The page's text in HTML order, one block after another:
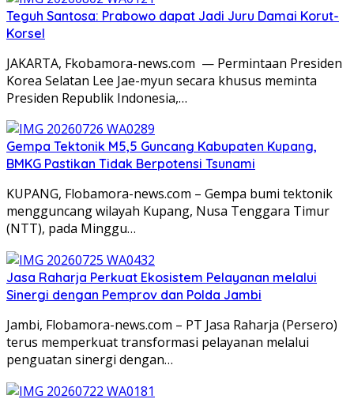
Teguh Santosa: Prabowo dapat Jadi Juru Damai Korut-
Korsel
JAKARTA, Fkobamora-news.com — Permintaan Presiden
Korea Selatan Lee Jae-myun secara khusus meminta
Presiden Republik Indonesia,…
Gempa Tektonik M5,5 Guncang Kabupaten Kupang,
BMKG Pastikan Tidak Berpotensi Tsunami
KUPANG, Flobamora-news.com – Gempa bumi tektonik
mengguncang wilayah Kupang, Nusa Tenggara Timur
(NTT), pada Minggu…
Jasa Raharja Perkuat Ekosistem Pelayanan melalui
Sinergi dengan Pemprov dan Polda Jambi
Jambi, Flobamora-news.com – PT Jasa Raharja (Persero)
terus memperkuat transformasi pelayanan melalui
penguatan sinergi dengan…